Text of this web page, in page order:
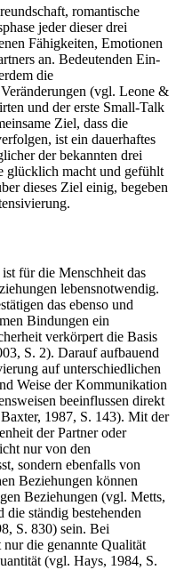
romantische
jeder dieser drei
Fähigkeiten, Emotionen
an. Bedeutenden Ein­
die
(vgl. Leone &
und der erste Small-Talk
Ziel, dass die
ist ein dauerhaftes
der bekannten drei
glücklich macht und gefühlt
dieses Ziel einig, begeben
für die Menschheit das
lebensnotwendig.
das ebenso und
Bindungen ein
verkörpert die Basis
S. 2). Darauf aufbauend
auf unterschiedlichen
Weise der Kommunikation
beeinflussen direkt
1987, S. 143). Mit der
der Partner oder
nur von den
sondern ebenfalls von
Beziehungen können
Beziehungen (vgl. Metts,
ständig bestehenden
S. 830) sein. Bei
die genannte Qualität
(vgl. Hays, 1984, S.